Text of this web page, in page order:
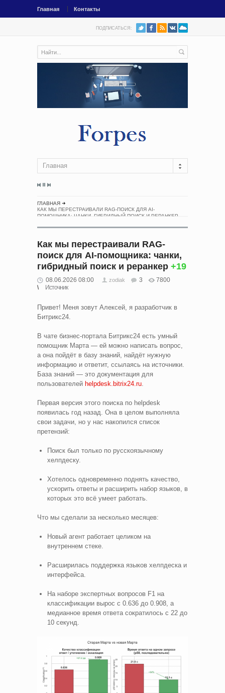
Главная Контакты
ПОДПИСАТЬСЯ:
Главная
ГЛАВНАЯ
КАК МЫ ПЕРЕСТРАИВАЛИ RAG-ПОИСК ДЛЯ AI-
ПОМОЩНИКА: ЧАНКИ, ГИБРИДНЫЙ ПОИСК И РЕРАНКЕР
Как мы перестраивали RAG-
поиск для AI-помощника: чанки,
гибридный поиск и реранкер +19
08.06.2026 08:00 zodiak 3
7800
Источник
Привет! Меня зовут Алексей, я разработчик в
Битрикс24.
В чате бизнес-портала Битрикс24 есть умный
помощник Марта — ей можно написать вопрос,
а она пойдёт в базу знаний, найдёт нужную
информацию и ответит, ссылаясь на источники.
База знаний — это документация для
пользователей helpdesk.bitrix24.ru
Первая версия этого поиска по helpdesk
появилась год назад. Она в целом выполняла
свои задачи, но у нас накопился список
претензий:
Поиск был только по русскоязычному
хелпдеску.
Хотелось одновременно поднять качество,
ускорить ответы и расширить набор языков, в
которых это всё умеет работать.
Что мы сделали за несколько месяцев:
Новый агент работает целиком на
внутреннем стеке.
Расширилась поддержка языков хелпдеска и
интерфейса.
На наборе экспертных вопросов F1 на
классификации вырос с 0.636 до 0.908, а
медианное время ответа сократилось с 22 до
10 секунд.